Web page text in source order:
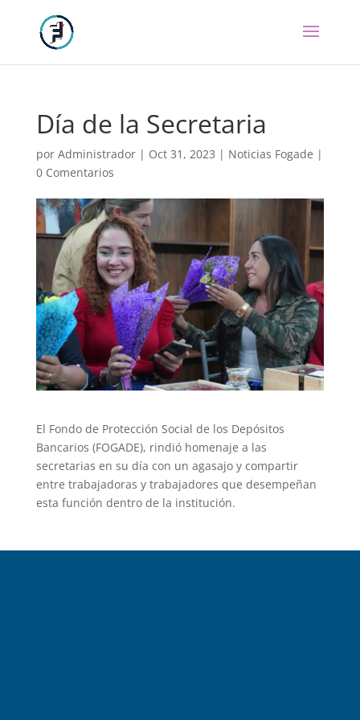
Día de la Secretaria
por Administrador| Oct 31, 2023 | Noticias Fogade |
0 Comentarios
El Fondo de Protección Social de los Depósitos
Bancarios (FOGADE), rindió homenaje a las
secretarias en su día con un agasajo y compartir
entre trabajadoras y trabajadores que desempeñan
esta función dentro de la institución.